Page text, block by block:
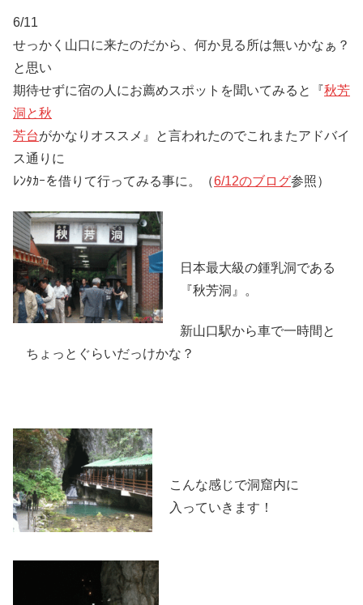
6/11
せっかく山口に来たのだから、何か見る所は無いかなぁ？
と思い
期待せずに宿の人にお薦めスポットを聞いてみると『秋芳
洞と秋
芳台がかなりオススメ』と言われたのでこれまたアドバイ
ス通りに
ﾚﾝﾀｶｰを借りて行ってみる事に。（6/12のブログ参照）
日本最大級の鍾乳洞である
『秋芳洞』。
新山口駅から車で一時間と
ちょっとぐらいだっけかな？
こんな感じで洞窟内に
入っていきます！